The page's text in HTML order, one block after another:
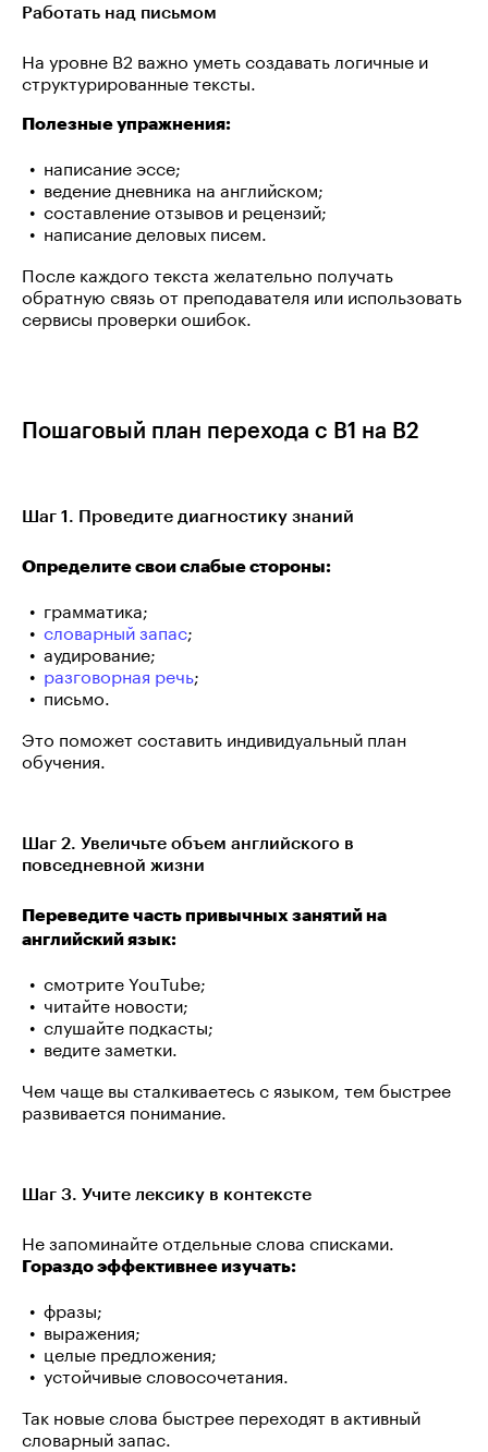
Работать над письмом
На уровне B2 важно уметь создавать логичные и
структурированные тексты.
Полезные упражнения:
написание эссе;
ведение дневника на английском;
составление отзывов и рецензий;
написание деловых писем.
После каждого текста желательно получать
обратную связь от преподавателя или использовать
сервисы проверки ошибок.
Пошаговый план перехода с B1 на B2
Шаг 1. Проведите диагностику знаний
Определите свои слабые стороны:
грамматика;
словарный запас;
аудирование;
разговорная речь;
письмо.
Это поможет составить индивидуальный план
обучения.
Шаг 2. Увеличьте объем английского в
повседневной жизни
Переведите часть привычных занятий на
английский язык:
смотрите YouTube;
читайте новости;
слушайте подкасты;
ведите заметки.
Чем чаще вы сталкиваетесь с языком, тем быстрее
развивается понимание.
Шаг 3. Учите лексику в контексте
Не запоминайте отдельные слова списками.
Гораздо эффективнее изучать:
фразы;
выражения;
целые предложения;
устойчивые словосочетания.
Так новые слова быстрее переходят в активный
словарный запас.